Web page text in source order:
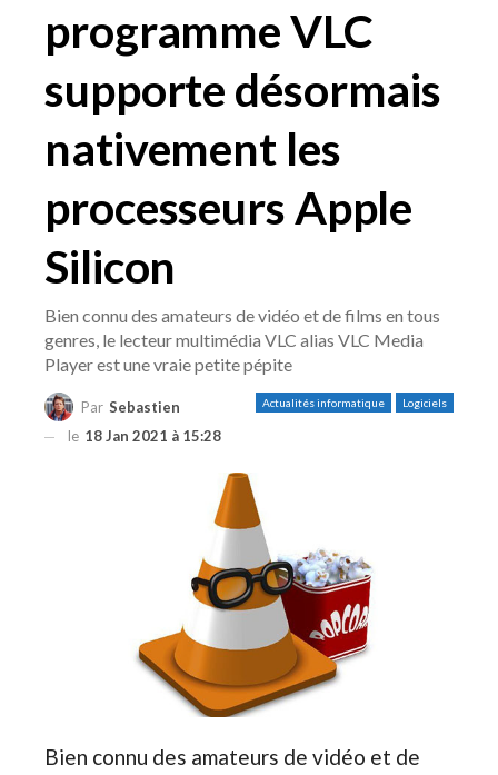
programme VLC
supporte désormais
nativement les
processeurs Apple
Silicon
Bien connu des amateurs de vidéo et de films en tous
genres, le lecteur multimédia VLC alias VLC Media
Player est une vraie petite pépite
Actualités informatique Logiciels
Par Sebastien
le 18 Jan 2021 à 15:28
Bien connu des amateurs de vidéo et de